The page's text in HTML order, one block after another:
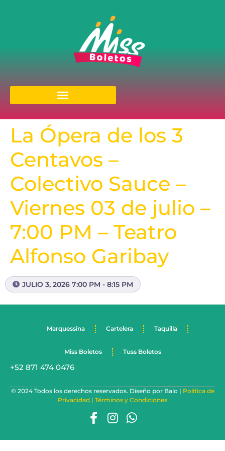
La Ópera de los 3
Centavos –
Colectivo Sauce –
Viernes 03 de julio –
7:00 PM – Teatro
Alfonso Garibay
JULIO 3, 2026 7:00 PM - 8:15 PM
Marquessina Cartelera Taquilla
Miss Boletos Tuss Boletos
+52 871 474 0476
© 2024 Todos los derechos reservados. Diseño por Balo | Política de
Privacidad | Términos y Condiciones